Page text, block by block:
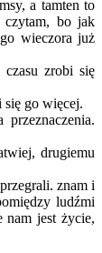
a tamten to
czytam, bo jak
wieczora już
czasu zrobi się
się go więcej.
drugiemu
znam i
ludźmi
nam jest życie,